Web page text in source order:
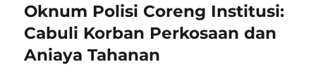
Next
post:
Oknum Polisi Coreng Institusi:
Cabuli Korban Perkosaan dan
Aniaya Tahanan